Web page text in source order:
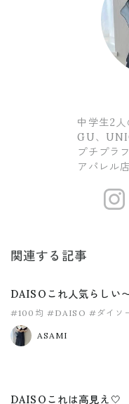
中学生2人
GU、
プチプラ
アパレル
関連する記事
DAISOこれ人気らしい
#100均 #DAISO #ダイソ
ASAMI
DAISOこれは高見え🤍